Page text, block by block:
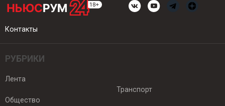
Контакты
РУБРИКИ
Лента
Общество
Транспорт